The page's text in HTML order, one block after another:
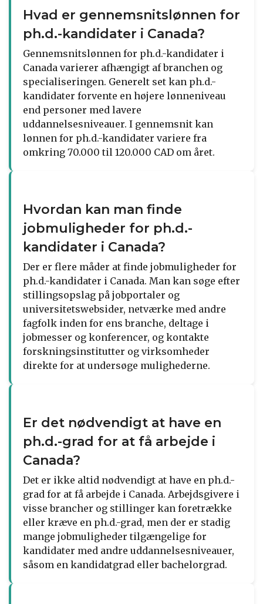
Hvad er gennemsnitslønnen for
ph.d.-kandidater i Canada?
Gennemsnitslønnen for ph.d.-kandidater i
Canada varierer afhængigt af branchen og
specialiseringen. Generelt set kan ph.d.-
kandidater forvente en højere lønneniveau
end personer med lavere
uddannelsesniveauer. I gennemsnit kan
lønnen for ph.d.-kandidater variere fra
omkring 70.000 til 120.000 CAD om året.
Hvordan kan man finde
jobmuligheder for ph.d.-
kandidater i Canada?
Der er flere måder at finde jobmuligheder for
ph.d.-kandidater i Canada. Man kan søge efter
stillingsopslag på jobportaler og
universitetswebsider, netværke med andre
fagfolk inden for ens branche, deltage i
jobmesser og konferencer, og kontakte
forskningsinstitutter og virksomheder
direkte for at undersøge mulighederne.
Er det nødvendigt at have en
ph.d.-grad for at få arbejde i
Canada?
Det er ikke altid nødvendigt at have en ph.d.-
grad for at få arbejde i Canada. Arbejdsgivere i
visse brancher og stillinger kan foretrække
eller kræve en ph.d.-grad, men der er stadig
mange jobmuligheder tilgængelige for
kandidater med andre uddannelsesniveauer,
såsom en kandidatgrad eller bachelorgrad.